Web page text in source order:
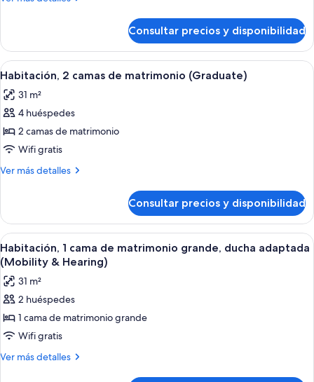
matrimonio
2
camas
de
Consultar precios y disponibilidad
Abrir
todas
las
fotos
de
Habitación,
2
matrimonio
(Graduate)
Ropa de cama de alta calidad y
6
Habitación, 2 camas de matrimonio (Graduate)
31 m²
4 huéspedes
2 camas de matrimonio
Wifi gratis
Ver más detalles
Más
2
camas
de
matrimonio
(Graduate)
Consultar precios y disponibilidad
Abrir
todas
las
fotos
de
Habitación,
1
cama
Ropa de cama de alta calidad y
7
Habitación, 1 cama de matrimonio grande, ducha adaptada
(Mobility & Hearing)
31 m²
2 huéspedes
1 cama de matrimonio grande
Wifi gratis
Ver más detalles
Más